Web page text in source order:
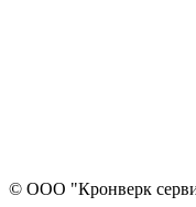
© ООО "Кронверк